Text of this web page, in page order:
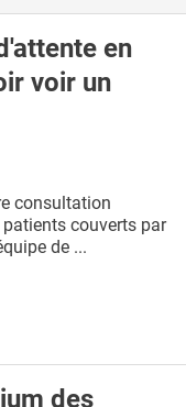
en
voir un
consultation
couverts par
de ...
des